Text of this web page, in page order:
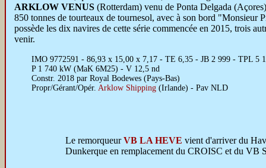
ARKLOW VENUS (Rotterdam) venu de Ponta Delgada
850 tonnes de tourteaux de tournesol, avec à son bord "Monsieur
possède les dix navires de cette série commencée en 2015, trois
venir.
IMO 9772591 - 86,93 x 15,00 x 7,17 - TE 6,35 - JB 2 999 - TPL 5
P 1 740 kW (MaK 6M25) - V 12,5 nd
Constr. 2018 par Royal Bodewes (Pays-Bas)
Propr/Gérant/Opér. Arklow Shipping(Irlande) - Pav NLD
Le remorqueur VB LA HEVE vient d'arriver du
Dunkerque en remplacement du CROISC et du